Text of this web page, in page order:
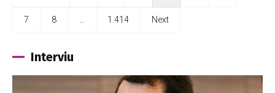
7 8 1.414 Next
Interviu